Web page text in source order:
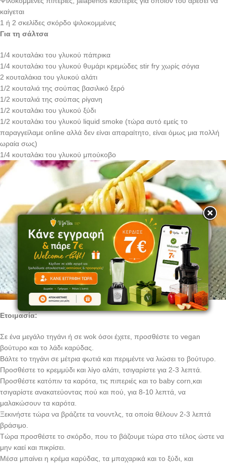
καίγεται
1 ή 2 σκελίδες σκόρδο ψιλοκομμένες
Για τη σάλτσα
1/4 κουταλάκι του γλυκού πάπρικα
1/4 κουταλάκι του γλυκού θυμάρι κρεμώδες stir fry χωρίς σόγια
2 κουταλάκια του γλυκού αλάτι
1/2 κουταλιά της σούπας βασιλικό ξερό
1/2 κουταλιά της σούπας ρίγανη
1/2 κουταλάκι του γλυκού ξύδι
1/2 κουταλάκι του γλυκού liquid smoke (τώρα αυτό εμείς το
παραγγείλαμε online αλλά δεν είναι απαραίτητο, είναι όμως μια πολλή
ωραία σως)
1/4 κουταλάκι του γλυκού μπούκοβο
Ετοιμασία:
Σε ένα μεγάλο τηγάνι ή σε wok όσοι έχετε, προσθέστε το vegan
βούτυρο και το λάδι καρύδας.
Βάλτε το τηγάνι σε μέτρια φωτιά και περιμέντε να λιώσει το βούτυρο.
Προσθέστε το κρεμμύδι και λίγο αλάτι, τσιγαρίστε για 2-3 λεπτά.
Προσθέστε κατόπιν τα καρότα, τις πιπεριές και το baby corn,και
τσιγαρίστε ανακατεύοντας πού και πού, για 8-10 λεπτά, να
μαλακώσουν τα καρότα.
Ξεκινήστε τώρα να βράζετε τα νουντλς, τα οποία θέλουν 2-3 λεπτά
βράσιμο.
Τώρα προσθέστε το σκόρδο, που το βάζουμε τώρα στο τέλος ώστε να
μην καεί και πικρίσει.
Μέσα μπαίνει η κρέμα καρύδας, τα μπαχαρικά και το ξύδι, και